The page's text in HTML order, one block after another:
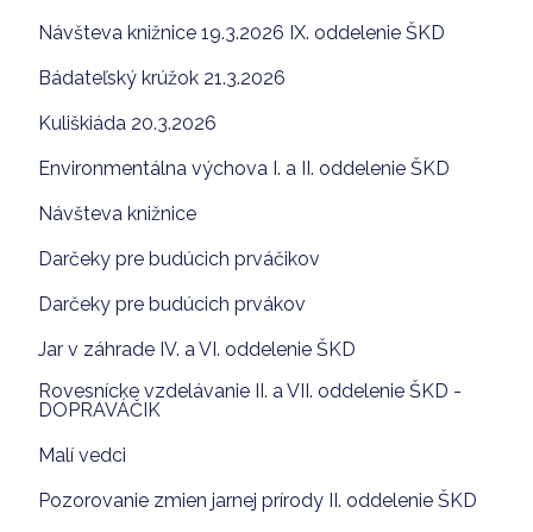
Návšteva knižnice 19.3.2026 IX. oddelenie ŠKD
Bádateľský krúžok 21.3.2026
Kuliškiáda 20.3.2026
Environmentálna výchova I. a II. oddelenie ŠKD
Návšteva knižnice
Darčeky pre budúcich prváčikov
Darčeky pre budúcich prvákov
Jar v záhrade IV. a VI. oddelenie ŠKD
Rovesnícke vzdelávanie II. a VII. oddelenie ŠKD -
DOPRAVÁČIK
Malí vedci
Pozorovanie zmien jarnej prírody II. oddelenie ŠKD